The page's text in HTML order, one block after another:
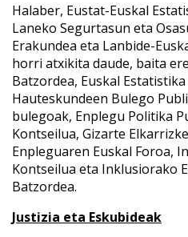
Halaber, Eustat-Euskal
Laneko Segurtasun eta
Erakundea eta Lanbide-
horri atxikita daude, baita
Batzordea, Euskal
Hauteskundeen Bulego
bulegoak, Enplegu Politika
Kontseilua, Gizarte
Enpleguaren Euskal Foroa,
Kontseilua eta Inklusiorako
Batzordea.
Justizia eta Eskubideak